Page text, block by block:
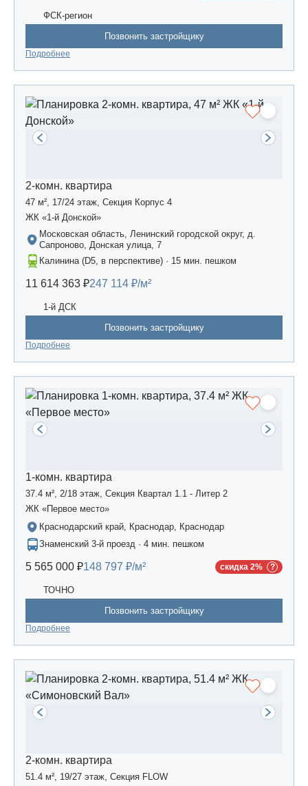
ФСК-регион
Позвонить застройщику
Подробнее
2-комн. квартира
47 м², 17/24 этаж, Секция Корпус 4
ЖК «1-й Донской»
Московская область, Ленинский городской округ, д.
Сапроново, Донская улица, 7
Калинина (D5, в перспективе) · 15 мин. пешком
11 614 363 ₽247 114 ₽/м²
1-й ДСК
Позвонить застройщику
Подробнее
1-комн. квартира
37.4 м², 2/18 этаж, Секция Квартал 1.1 - Литер 2
ЖК «Первое место»
Краснодарский край, Краснодар, Краснодар
Знаменский 3-й проезд · 4 мин. пешком
5 565 000 ₽148 797 ₽/м² скидка 2%
ТОЧНО
Позвонить застройщику
Подробнее
2-комн. квартира
51.4 м², 19/27 этаж, Секция FLOW